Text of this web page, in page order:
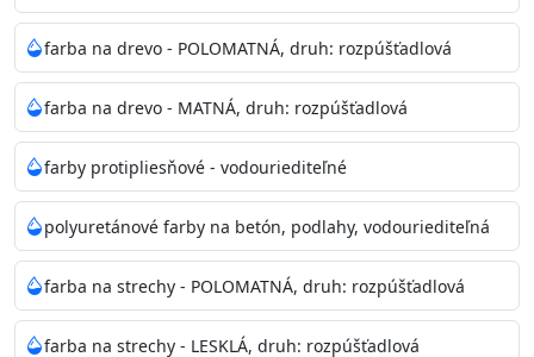
spôsobu aplikácie. Dobre premiešajte a občas opakujte
aj počas náteru. Naneste jednu
vrstvu štetcom, valčekom alebo striekacou pištoľou
farba zasychá na dotyk po 30-60min./23°C po
dokonalom preschnutí minimálne 3-
4hod/23°C je možné aplikovať ďalšiu vrstvu náteru.
Doba schnutia je závislá na poveternostných
podmienkach s vyššou vlhkosťou a nižšou
teplotou sa doba schnutia predlžuje.
Neaplikujte pri teplote pod 5°C a nad teplotu 35°C alebo
farba na drevo - POLOMATNÁ, druh: rozpúšťadlová
farba na drevo - MATNÁ, druh: rozpúšťadlová
farby protipliesňové - vodouriediteľné
polyuretánové farby na betón, podlahy, vodouriediteľná
farba na strechy - POLOMATNÁ, druh: rozpúšťadlová
farba na strechy - LESKLÁ, druh: rozpúšťadlová